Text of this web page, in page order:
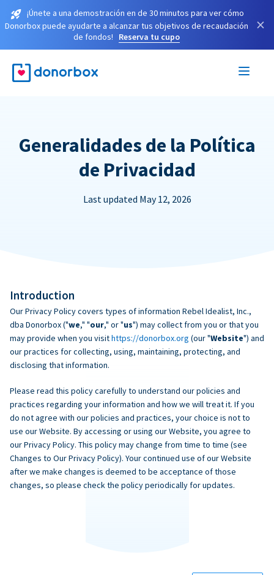
¡Únete a una demostración en de 30 minutos para ver cómo
Donorbox puede ayudarte a alcanzar tus objetivos de recaudación
de fondos!
Reserva tu cupo
×
Generalidades de la Política
de Privacidad
Last updated May 12, 2026
Introduction
Our Privacy Policy covers types of information Rebel Idealist, Inc.,
dba Donorbox ("we," "our," or "us") may collect from you or that you
may provide when you visithttps://donorbox.org (our "Website") and
our practices for collecting, using, maintaining, protecting, and
disclosing that information.
Please read this policy carefully to understand our policies and
practices regarding your information and how we will treat it. If you
do not agree with our policies and practices, your choice is not to
use our Website. By accessing or using our Website, you agree to
our Privacy Policy. This policy may change from time to time (see
Changes to Our Privacy Policy). Your continued use of our Website
after we make changes is deemed to be acceptance of those
changes, so please check the policy periodically for updates.